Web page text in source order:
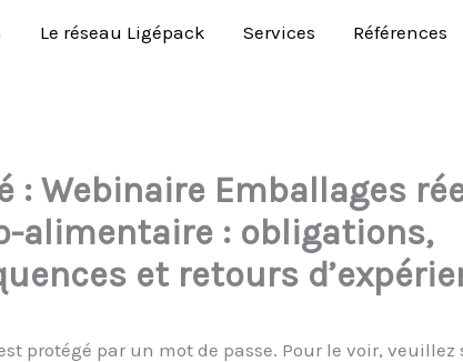
Le réseau Ligépack Services Références
: Webinaire Emballages
alimentaire : obligations,
et retours
protégé par un mot de passe. Pour le voir, veuillez